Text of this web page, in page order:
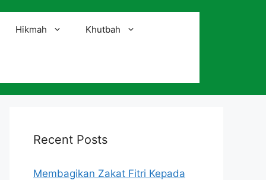
Hikmah Khutbah
Recent Posts
Membagikan Zakat Fitri Kepada